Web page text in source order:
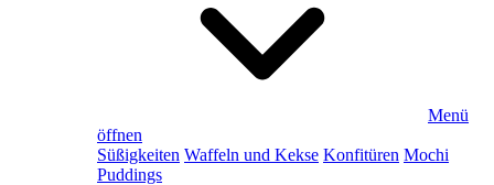
Menü
öffnen
Süßigkeiten Waffeln und Kekse Konfitüren Mochi
Puddings